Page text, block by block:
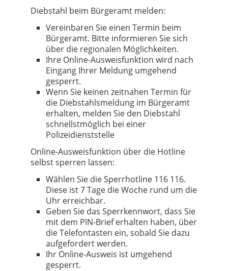
Diebstahl beim Bürgeramt melden:
Vereinbaren Sie einen Termin beim
Bürgeramt. Bitte informieren Sie sich
über die regionalen Möglichkeiten.
Ihre Online-Ausweisfunktion wird nach
Eingang Ihrer Meldung umgehend
gesperrt.
Wenn Sie keinen zeitnahen Termin für
die Diebstahls­meldung im Bürgeramt
erhalten, melden Sie den Diebstahl
schnellstmöglich bei einer
Polizeidienststelle
Online-Ausweisfunktion über die Hotline
selbst sperren lassen:
Wählen Sie die Sperrhotline 116 116.
Diese ist 7 Tage die Woche rund um die
Uhr erreichbar.
Geben Sie das Sperrkennwort, dass Sie
mit dem PIN-Brief erhalten haben, über
die Telefontasten ein, sobald Sie dazu
aufgefordert werden.
Ihr Online-Ausweis ist umgehend
gesperrt.